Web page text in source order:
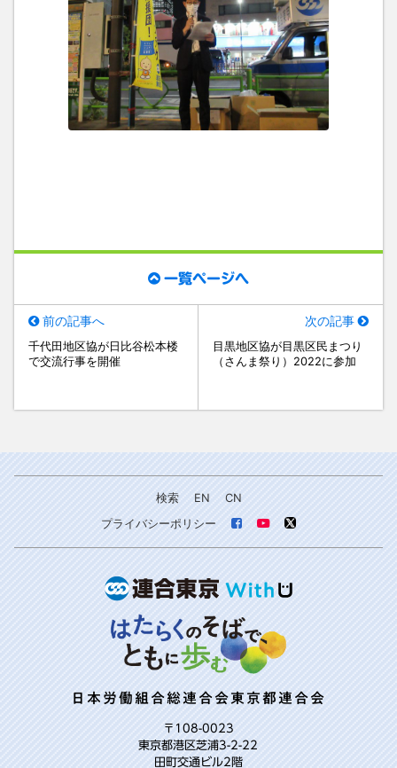
一覧ページへ
前の記事へ
千代田地区協が日比谷松本楼
で交流行事を開催
次の記事
目黒地区協が目黒区民まつり
（さんま祭り）2022に参加
検索 EN
CN
プライバシーポリシー
日本労働組合総連合会東京都連合会
〒108-0023
東京都港区芝浦3-2-22
田町交通ビル2階